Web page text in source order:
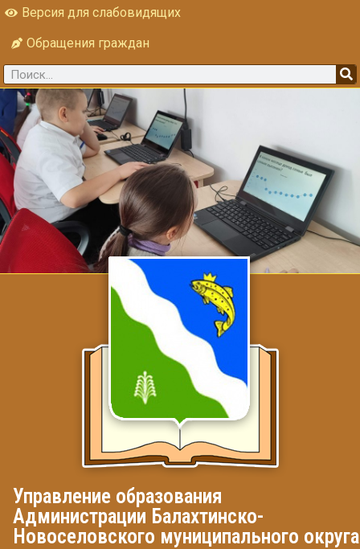
Версия для слабовидящих
Обращения граждан
Управление образования
Администрации Балахтинско-
Новоселовского муниципального округа